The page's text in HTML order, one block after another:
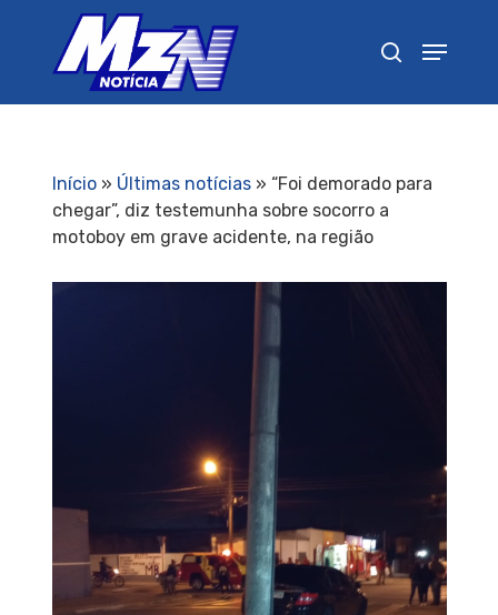
Início» Últimas notícias» “Foi demorado para
chegar”, diz testemunha sobre socorro a
motoboy em grave acidente, na região